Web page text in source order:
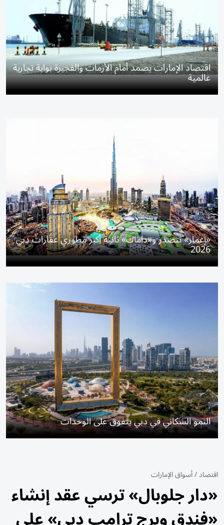
اقتصاد الإمارات يصمد أمام الأزمات والفجيرة بوابة تجارية
عالمية
«إعمار» تتصدر و«داماك» ثانية أكبر مطوري عقارات دبي
2026
النمو السكاني في دبي يتفوق على الوحدات
اقتصاد/أسواق الإمارات
«دار جلوبال» ترسي عقد إنشاء